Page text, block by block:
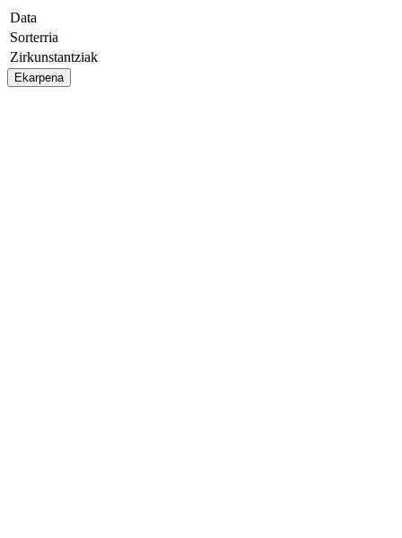
Data
Sorterria
Zirkunstantziak